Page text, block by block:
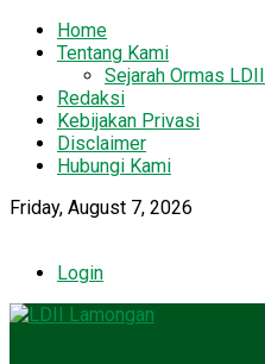
Home
Tentang Kami
Sejarah Ormas LDII
Redaksi
Kebijakan Privasi
Disclaimer
Hubungi Kami
Friday, August 7, 2026
Login